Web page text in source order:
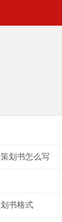
划书怎么写
书格式